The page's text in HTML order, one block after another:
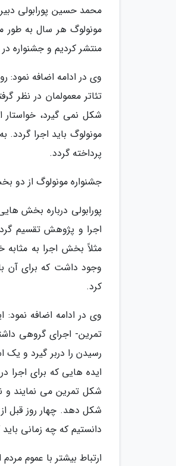
محمد حسین پورابولی
مونولوگ هر سال به طور
منتشر کردیم و جشنواره
وی در ادامه اضافه نمود:
تئاتر معمولمان در نظر
شکل نمی گیرد، خواستار
مونولوگ باید اجرا
پرداخته گردد.
جشنواره مونولوگ از
پورابولی درباره بخش
اجرا و پژوهش تقسیم
مثلاً بخش اجرا به
وجود داشت که برای آن
کرد.
وی در ادامه اضافه
تمرین- اجرای گروهی
رسیدن را دربر گیرد و
شکل تمرین می نمایند و
شکل دهد. چهار روز قبل
دانستیم که چه زمانی باید
ارتباط بیشتر با عموم